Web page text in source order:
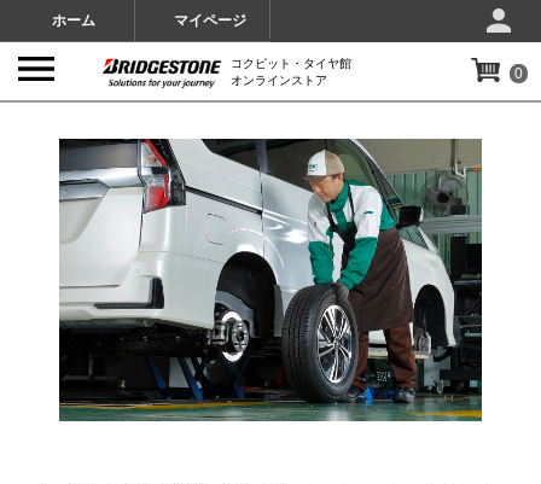
ホーム マイページ
コクピット・タイヤ館
オンラインストア
0